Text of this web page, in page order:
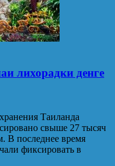
лихорадки денге
Таиланда
свыше 27 тысяч
В последнее время
фиксировать в